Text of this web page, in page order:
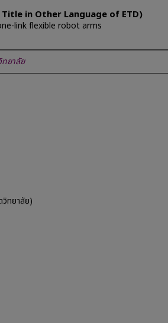
in Other Language of ETD)
link flexible robot arms
ยาลัย
ทยาลัย)